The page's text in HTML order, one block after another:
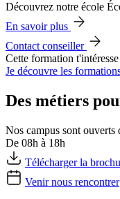
Découvrez notre école
En savoir plus
Contact conseiller
Cette formation
Je découvre les
Des métiers
Nos campus sont
De 08h à 18h
Télécharger la
Venir nous rencontrer